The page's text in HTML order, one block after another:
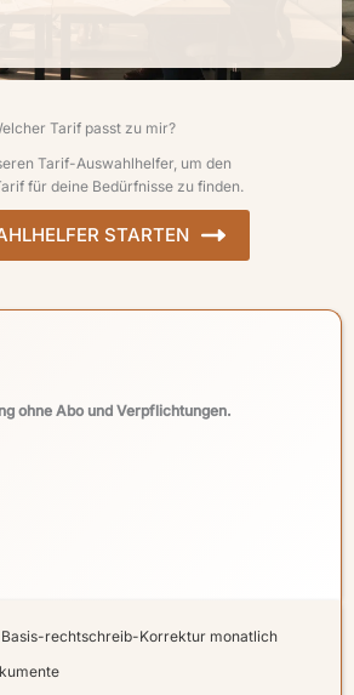
Tarif passt zu mir?
Tarif-Auswahlhelfer, um den
für deine Bedürfnisse zu finden.
STARTEN
ohne Abo und Verpflichtungen.
Basis-rechtschreib-Korrektur monatlich